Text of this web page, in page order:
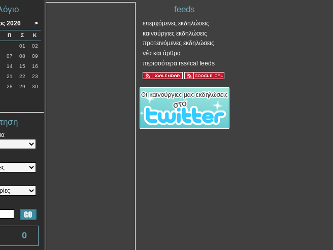
2026 >
Π Σ
Κ
01
02
07 08
09
14 15
16
21 22
23
28 29
30
0
feeds
επερχόμενες εκδηλώσεις
καινούργιες εκδηλώσεις
προτεινόμενες εκδηλώσεις
νέα και άρθρα
περισσότερα rss/ical feeds